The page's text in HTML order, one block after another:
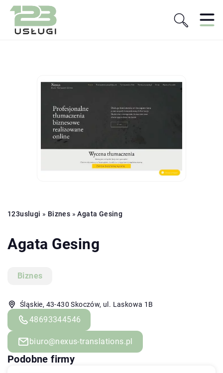
123uslugi » Biznes »Agata Gesing
Agata Gesing
Biznes
Śląskie, 43-430 Skoczów, ul. Laskowa 1B
48693344546
biuro@nexus-translations.pl
Podobne firmy